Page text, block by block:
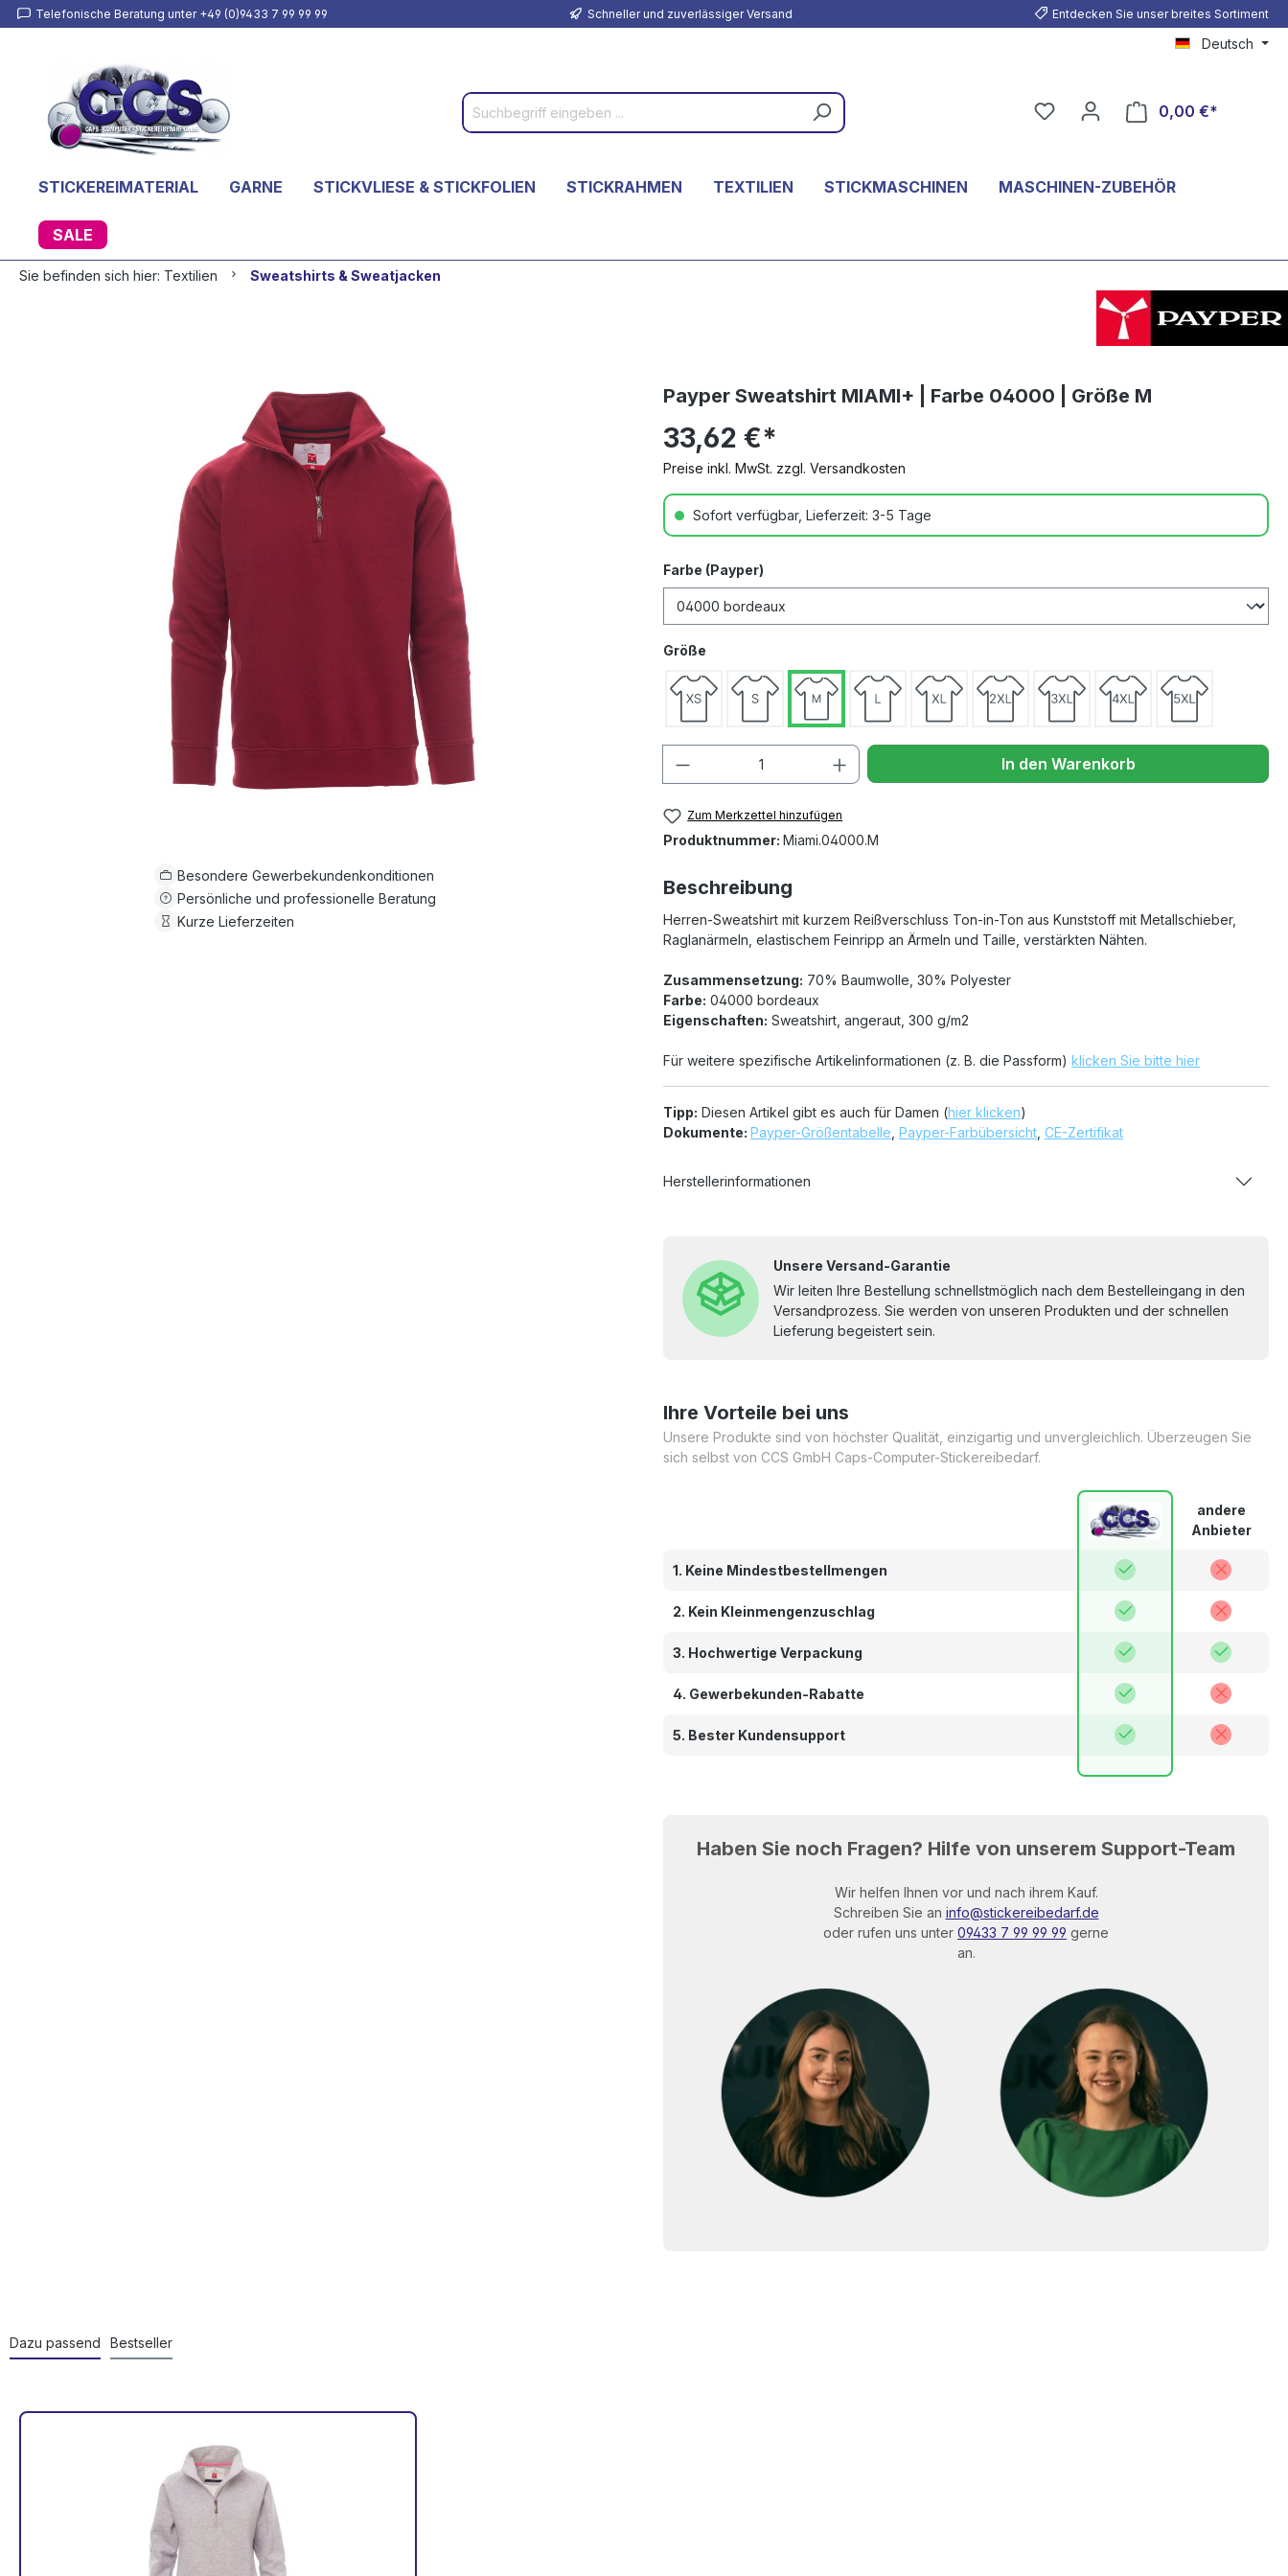
springen
Telefonische Beratung unter +49 (0)9433 7 99 99 99 Schneller und zuverlässiger Versand Entdecken Sie unser breites Sortiment
Deutsch
0,00 €*
STICKEREIMATERIAL GARNE STICKVLIESE & STICKFOLIEN STICKRAHMEN TEXTILIEN STICKMASCHINEN MASCHINEN-ZUBEHÖR
SALE
Sie befinden sich hier: Textilien Sweatshirts & Sweatjacken
Besondere Gewerbekundenkonditionen
Persönliche und professionelle Beratung
Kurze Lieferzeiten
Payper Sweatshirt MIAMI+ | Farbe 04000 | Größe M
33,62 €*
Preise inkl. MwSt. zzgl. Versandkosten
Sofort verfügbar, Lieferzeit: 3-5 Tage
Farbe (Payper)
Größe
In den Warenkorb
Zum Merkzettel hinzufügen
Produktnummer: Miami.04000.M
Beschreibung
Herren-Sweatshirt mit kurzem Reißverschluss Ton-in-Ton aus Kunststoff mit Metallschieber,
Raglanärmeln, elastischem Feinripp an Ärmeln und Taille, verstärkten Nähten.
Zusammensetzung: 70% Baumwolle, 30% Polyester
Farbe: 04000 bordeaux
Eigenschaften: Sweatshirt, angeraut, 300 g/m2
Für weitere spezifische Artikelinformationen (z. B. die Passform) klicken Sie bitte hier
Tipp: Diesen Artikel gibt es auch für Damen (hier klicken)
Dokumente: Payper-Größentabelle Payper-Farbübersicht CE-Zertifikat
Herstellerinformationen
Unsere Versand-Garantie
Wir leiten Ihre Bestellung schnellstmöglich nach dem Bestelleingang in den
Versandprozess. Sie werden von unseren Produkten und der schnellen
Lieferung begeistert sein.
Ihre Vorteile bei uns
Unsere Produkte sind von höchster Qualität, einzigartig und unvergleichlich. Überzeugen Sie
sich selbst von CCS GmbH Caps-Computer-Stickereibedarf.
andere
Anbieter
1. Keine Mindestbestellmengen
2. Kein Kleinmengenzuschlag
3. Hochwertige Verpackung
4. Gewerbekunden-Rabatte
5. Bester Kundensupport
Haben Sie noch Fragen? Hilfe von unserem Support-Team
Wir helfen Ihnen vor und nach ihrem Kauf.
Schreiben Sie an info@stickereibedarf.de
oder rufen uns unter 09433 7 99 99 99 gerne
an.
Dazu passend Bestseller